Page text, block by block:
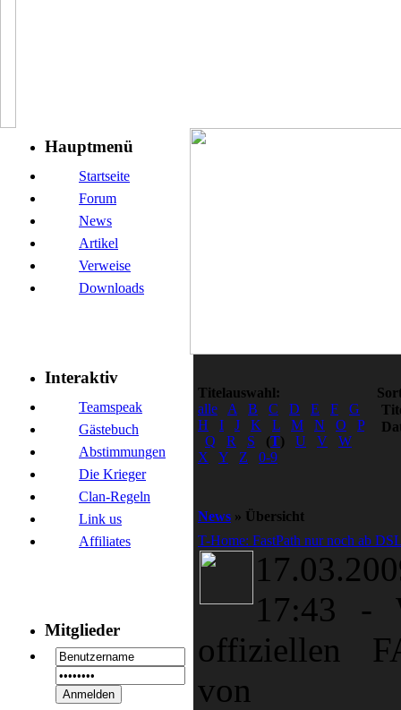
Hauptmenü
Startseite
Forum
News
Artikel
Verweise
Downloads
Interaktiv
Teamspeak
Gästebuch
Abstimmungen
Die Krieger
Clan-Regeln
Link us
Affiliates
Mitglieder
Titelauswahl:
alle
A B C D E F
G
H
I J K L M N O
P
Q
R S (T) U V
W
X
Y Z 0-9
News » Übersicht
T-Home: FastPath nur noch ab
17:43 -
offiziellen
von T-